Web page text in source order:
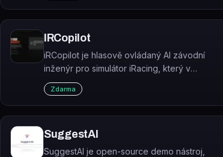
IRCopilot
iRCopilot je hlasově ovládaný AI závodní
inženýr pro simulátor iRacing, který v
reálném čase analyzuje telemetrii a
optimalizuje závodní strategii.
Zdarma
SuggestAI
SuggestAI je open-source demo nástroj,